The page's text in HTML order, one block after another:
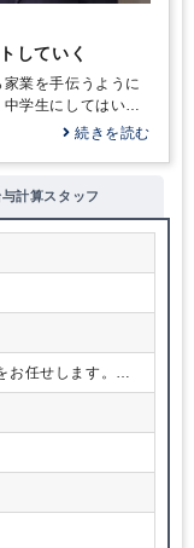
していく
業を手伝うように
学生にしてはいい
来は事業をやりた
グライダーのサー
イセンス取得を断
計士試験に向けた
た財務諸表をチェ
そこで心機一転、
ァイナンス、レポ
ぶべくアメリカへ
カで見たスターバ
た。
析には長けていた
うこと。お店を満
商才はまったく違
して御縁があって会
ける事務所でした
続きを読む
計算スタッフ
お任せします。国
シング支援などの
願いする場合が